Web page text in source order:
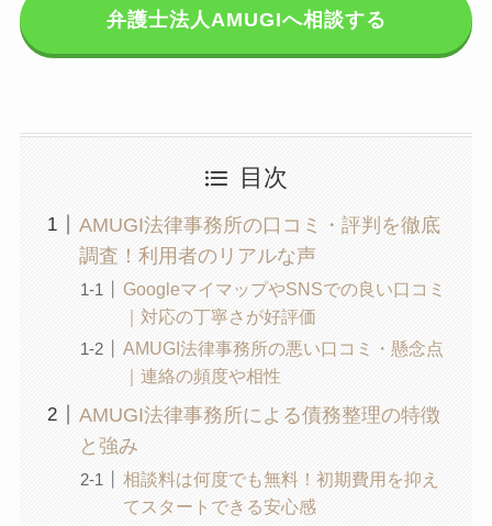
弁護士法人AMUGIへ相談する
目次
AMUGI法律事務所の口コミ・評判を徹底
調査！利用者のリアルな声
GoogleマイマップやSNSでの良い口コミ
｜対応の丁寧さが好評価
AMUGI法律事務所の悪い口コミ・懸念点
｜連絡の頻度や相性
AMUGI法律事務所による債務整理の特徴
と強み
相談料は何度でも無料！初期費用を抑え
てスタートできる安心感